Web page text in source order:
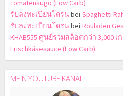
Tomatensugo (Low Carb)
รับลงทะเบียนโดรนbei Spaghetti
รับลงทะเบียนโดรนbei Rouladen
KHAB555 ศูนย์รวมสล็อตกว่า 3,000 เ
Frischkäsesauce (Low Carb)
MEIN YOUTUBE KANAL